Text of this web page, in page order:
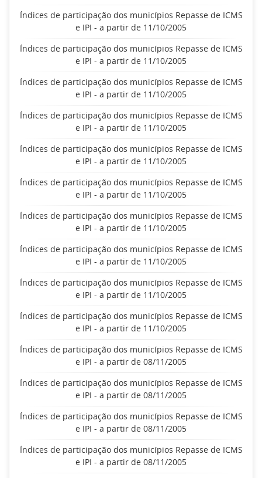
Índices de participação dos municípios Repasse de ICMS
e IPI - a partir de 11/10/2005
Índices de participação dos municípios Repasse de ICMS
e IPI - a partir de 11/10/2005
Índices de participação dos municípios Repasse de ICMS
e IPI - a partir de 11/10/2005
Índices de participação dos municípios Repasse de ICMS
e IPI - a partir de 11/10/2005
Índices de participação dos municípios Repasse de ICMS
e IPI - a partir de 11/10/2005
Índices de participação dos municípios Repasse de ICMS
e IPI - a partir de 11/10/2005
Índices de participação dos municípios Repasse de ICMS
e IPI - a partir de 11/10/2005
Índices de participação dos municípios Repasse de ICMS
e IPI - a partir de 11/10/2005
Índices de participação dos municípios Repasse de ICMS
e IPI - a partir de 11/10/2005
Índices de participação dos municípios Repasse de ICMS
e IPI - a partir de 11/10/2005
Índices de participação dos municípios Repasse de ICMS
e IPI - a partir de 08/11/2005
Índices de participação dos municípios Repasse de ICMS
e IPI - a partir de 08/11/2005
Índices de participação dos municípios Repasse de ICMS
e IPI - a partir de 08/11/2005
Índices de participação dos municípios Repasse de ICMS
e IPI - a partir de 08/11/2005